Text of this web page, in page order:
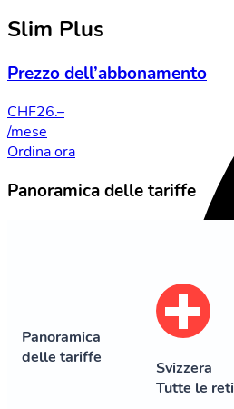
Slim Plus
Prezzo dell’abbonamento
CHF26.–
/mese
Ordina ora
Panoramica delle tariffe
Panoramica
delle tariffe
Svizzera
Tutte le